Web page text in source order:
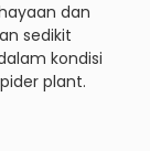
dan
sedikit
kondisi
plant.